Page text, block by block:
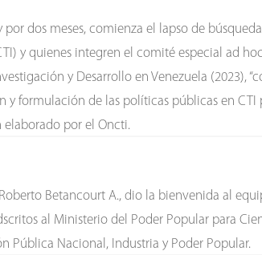
por dos meses, comienza el lapso de
y quienes integren el comité especial ad
y Desarrollo en Venezuela (2023),
y formulación de las políticas públicas en CTI
por el Oncti.
Betancourt A., dio la bienvenida al
al Ministerio del Poder Popular para
Pública Nacional, Industria y Poder Popular.